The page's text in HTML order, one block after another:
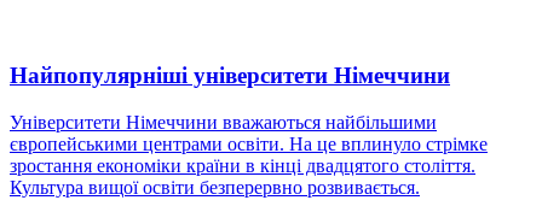
Найпопулярніші університети Німеччини
Університети Німеччини вважаються найбільшими
європейськими центрами освіти. На це вплинуло стрімке
зростання економіки країни в кінці двадцятого століття.
Культура вищої освіти безперервно розвивається.